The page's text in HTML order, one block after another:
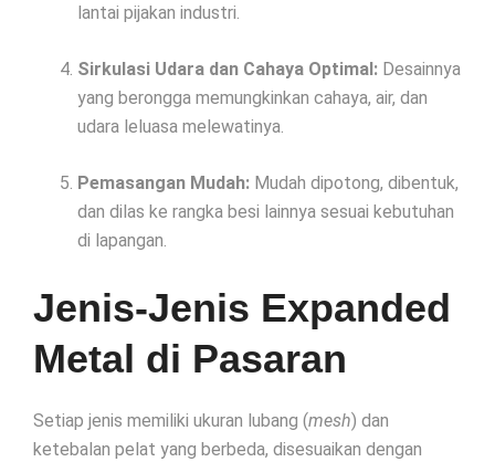
lantai pijakan industri.
Sirkulasi Udara dan Cahaya Optimal: Desainnya
yang berongga memungkinkan cahaya, air, dan
udara leluasa melewatinya.
Pemasangan Mudah: Mudah dipotong, dibentuk,
dan dilas ke rangka besi lainnya sesuai kebutuhan
di lapangan.
Jenis-Jenis Expanded
Metal di Pasaran
Setiap jenis memiliki ukuran lubang (mesh) dan
ketebalan pelat yang berbeda, disesuaikan dengan